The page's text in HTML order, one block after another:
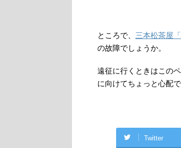
ところで、 三本松茶屋
の故障でしょうか。
遠征に行くときはこの
に向けてちょっと心配で
Twitter